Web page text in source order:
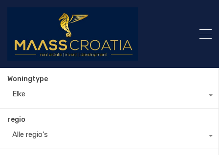
Woningtype
Elke
regio
Alle regio's